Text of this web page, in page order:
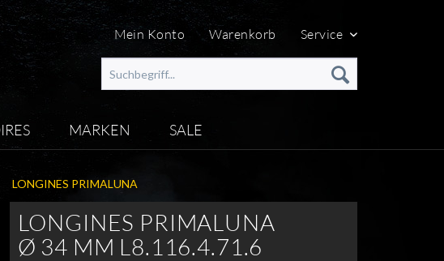
Mein Konto Warenkorb Service
MARKEN SALE
LONGINES PRIMALUNA
LONGINES PRIMALUNA
Ø 34 MM L8.116.4.71.6